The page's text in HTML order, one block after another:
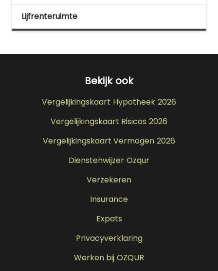
Lijfrenteruimte
Bekijk ook
Vergelijkingskaart Hypotheek 2026
Vergelijkingskaart Risicos 2026
Vergelijkingskaart Vermogen 2026
Dienstenwijzer Ozqur
Verzekeren
Insurance
Expats
Privacyverklaring
Werken bij OZQUR